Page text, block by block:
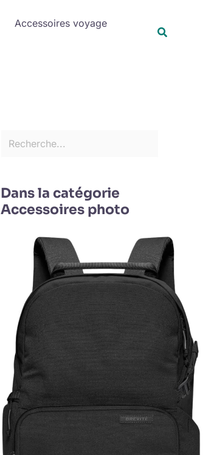
Accessoires voyage
r
Dans la catégorie
Accessoires photo